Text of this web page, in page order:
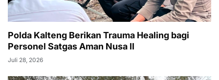
Polda Kalteng Berikan Trauma Healing bagi
Personel Satgas Aman Nusa II
Juli 28, 2026